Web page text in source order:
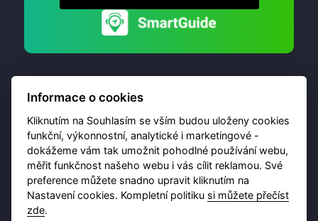
© 2026 Destinační portál provozujeBrána Jihlavy,
příspěvková organizace. Všechna práva vyhrazena.
Informace o cookies
Kliknutím na Souhlasím se vším budou uloženy cookies
funkční, výkonnostní, analytické i marketingové -
dokážeme vám tak umožnit pohodlné používání webu,
měřit funkčnost našeho webu i vás cílit reklamou. Své
preference můžete snadno upravit kliknutím na
Nastavení cookies. Kompletní politiku si můžete přečíst
zde.